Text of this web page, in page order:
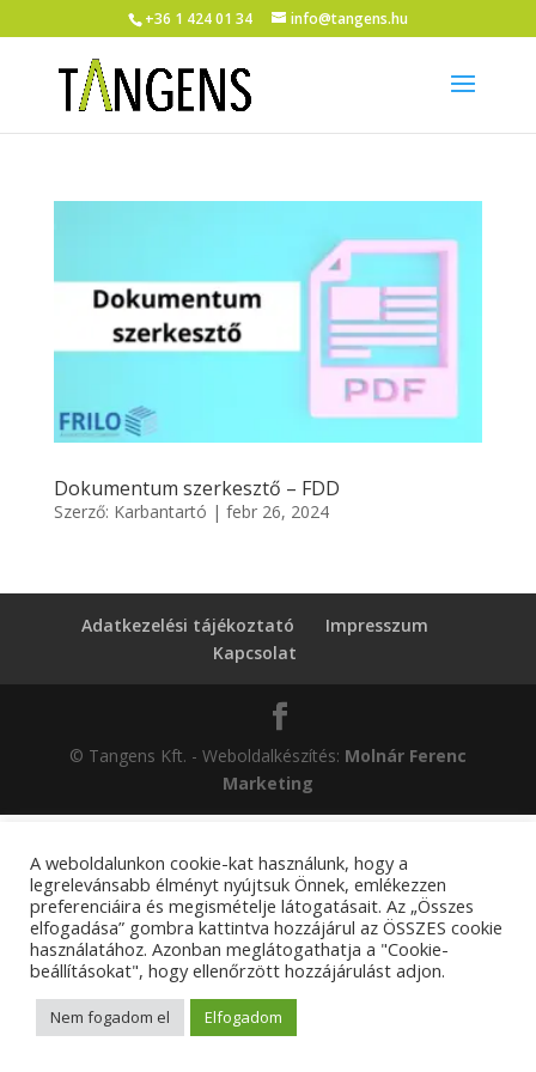
+36 1 424 01 34 info@tangens.hu
Dokumentum szerkesztő – FDD
Szerző: Karbantartó | febr 26, 2024
Adatkezelési tájékoztató
Impresszum
Kapcsolat
© Tangens Kft. - Weboldalkészítés: Molnár Ferenc
Marketing
A weboldalunkon cookie-kat használunk, hogy a
legrelevánsabb élményt nyújtsuk Önnek, emlékezzen
preferenciáira és megismételje látogatásait. Az „Összes
elfogadása” gombra kattintva hozzájárul az ÖSSZES cookie
használatához. Azonban meglátogathatja a "Cookie-
beállításokat", hogy ellenőrzött hozzájárulást adjon.
Nem fogadom el Elfogadom